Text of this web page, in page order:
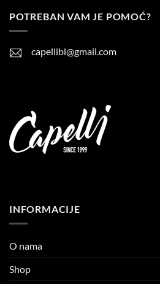
POTREBAN VAM JE POMOĆ?
capellibl@gmail.com
INFORMACIJE
O nama
Shop